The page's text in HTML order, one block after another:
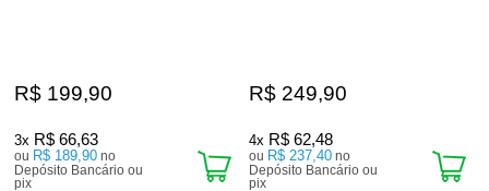
R$ 199,90
3x R$ 66,63
ou R$ 189,90 no
Depósito Bancário ou
pix
R$ 249,90
4x R$ 62,48
ou R$ 237,40 no
Depósito Bancário ou
pix